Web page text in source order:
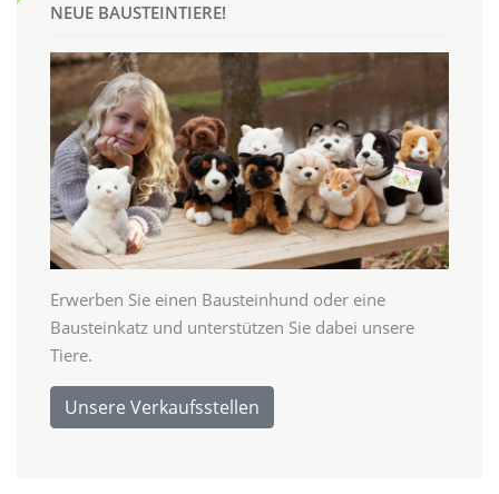
NEUE BAUSTEINTIERE!
Erwerben Sie einen Bausteinhund oder eine
Bausteinkatz und unterstützen Sie dabei unsere
Tiere.
Unsere Verkaufsstellen